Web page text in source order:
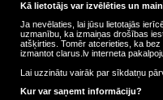
Kā lietotājs var izvēlēties un
Ja nevēlaties, lai jūsu lietotajās
uzmanību, ka izmaiņas drošības
atšķirties. Tomēr atcerieties, ka
izmantot clarus.lv interneta
Lai uzzinātu vairāk par sīkdatņu
Kur var saņemt informāciju?